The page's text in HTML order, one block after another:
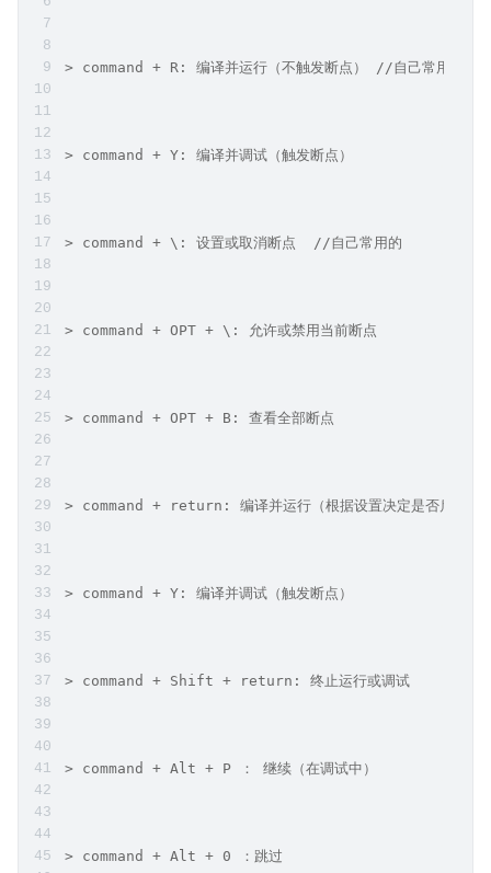
> command + R: 编译并运行（不触发断点） //自己常用的
> command + Y: 编译并调试（触发断点）
> command + \: 设置或取消断点  //自己常用的
> command + OPT + \: 允许或禁用当前断点
> command + OPT + B: 查看全部断点
> command + return: 编译并运行（根据设置决定是否启用断
> command + Y: 编译并调试（触发断点）
> command + Shift + return: 终止运行或调试
> command + Alt + P ： 继续（在调试中）
> command + Alt + 0 ：跳过